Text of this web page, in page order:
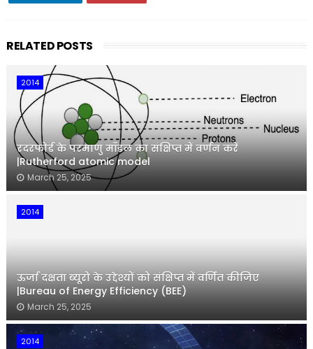
RELATED POSTS
2014
रदरफोर्ड के परमाणु मॉडल का संक्षिप्त में वर्णन करें
|Rutherford atomic model
March 25, 2025
2014
ऊर्जा दक्षता ब्यूरो के उद्देश्यों को संक्षिप्त में वर्णित कीजिए
|Bureau of Energy Efficiency (BEE)
March 25, 2025
2014